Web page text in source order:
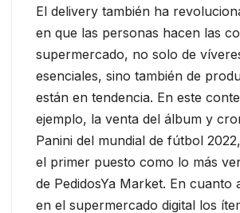
El delivery también ha
en que las personas hacen las
supermercado, no solo de
esenciales, sino también de
están en tendencia. En este
ejemplo, la venta del álbum y
Panini del mundial de fútbol
el primer puesto como lo más
de PedidosYa Market. En cuanto
en el supermercado digital los